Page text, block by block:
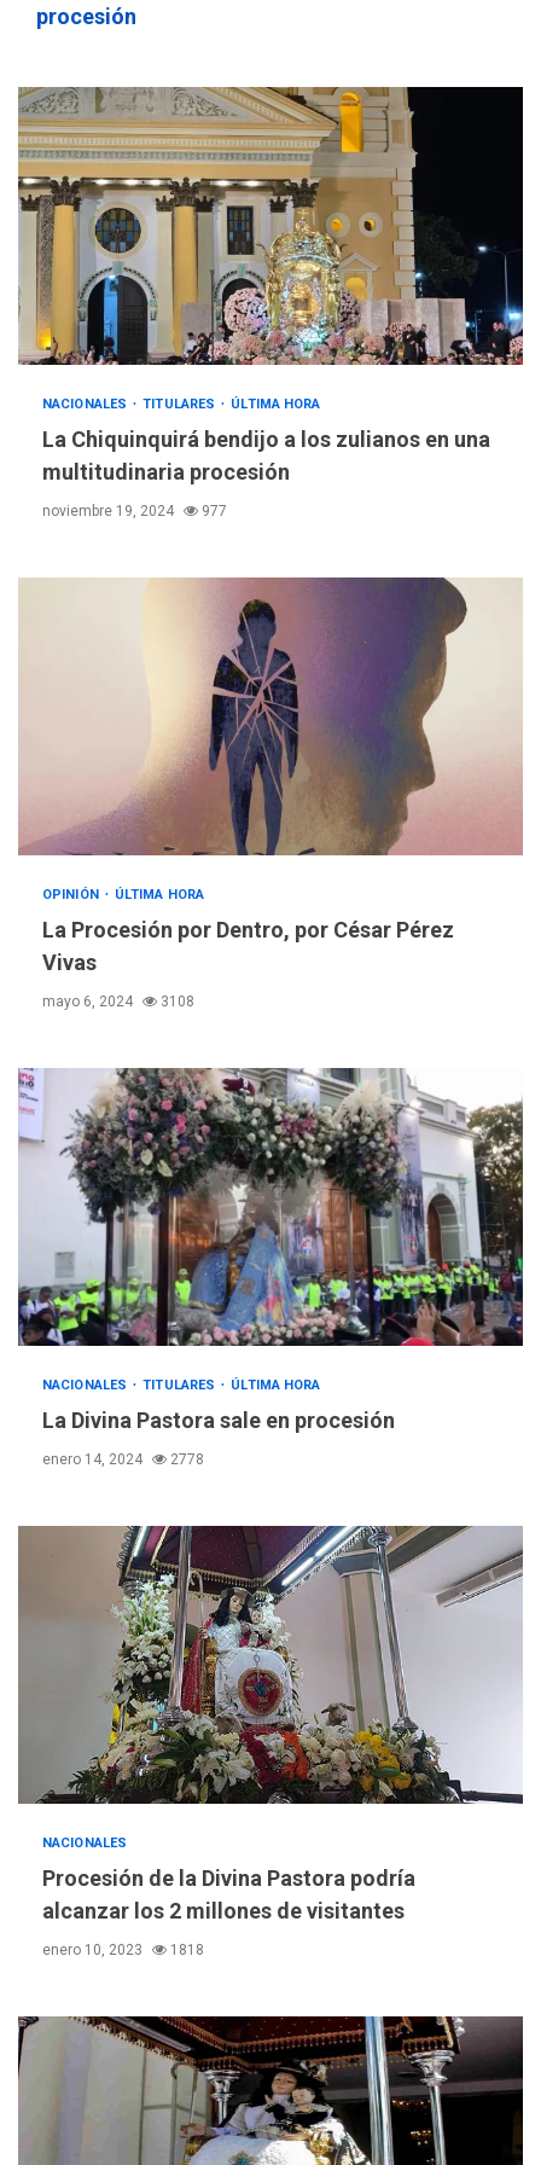
procesión
NACIONALES TITULARES ÚLTIMA HORA
La Chiquinquirá bendijo a los zulianos en una
multitudinaria procesión
noviembre 19, 2024 977
OPINIÓN ÚLTIMA HORA
La Procesión por Dentro, por César Pérez
Vivas
mayo 6, 2024 3108
NACIONALES TITULARES ÚLTIMA HORA
La Divina Pastora sale en procesión
enero 14, 2024 2778
NACIONALES
Procesión de la Divina Pastora podría
alcanzar los 2 millones de visitantes
enero 10, 2023 1818